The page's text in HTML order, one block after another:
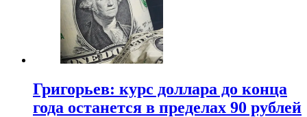
Григорьев: курс доллара до конца
года останется в пределах 90 рублей